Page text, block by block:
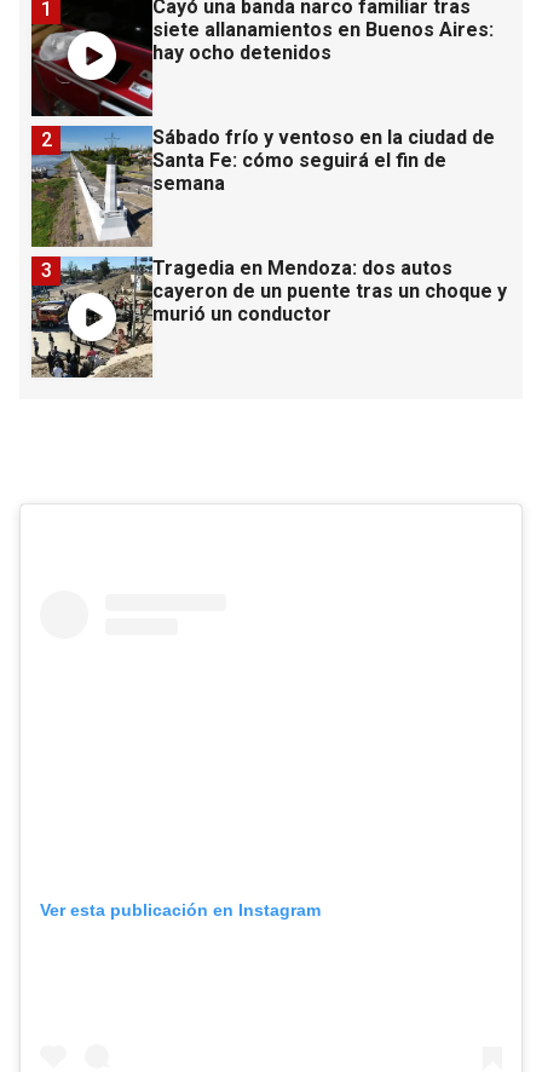
Cayó una banda narco familiar tras
siete allanamientos en Buenos Aires:
hay ocho detenidos
1
Sábado frío y ventoso en la ciudad de
Santa Fe: cómo seguirá el fin de
semana
2
Tragedia en Mendoza: dos autos
cayeron de un puente tras un choque y
murió un conductor
3
Ver esta publicación en Instagram